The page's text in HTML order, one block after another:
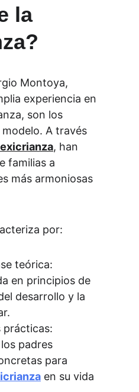
la
Montoya,
experiencia en
son los
A través
, han
familias a
más armoniosas
por:
teórica:
en principios de
desarrollo y la
prácticas:
padres
para
en su vida